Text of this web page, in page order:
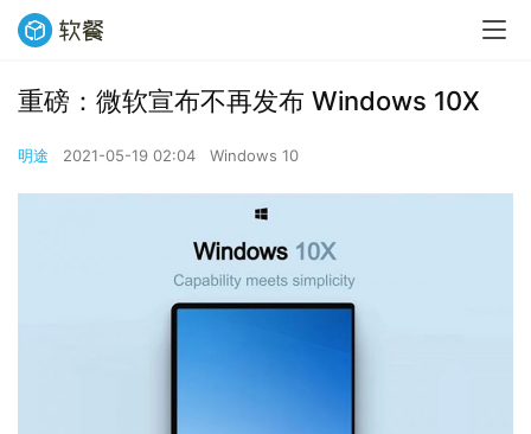
重磅：微软宣布不再发布 Windows 10X
明途 2021-05-19 02:04 Windows 10